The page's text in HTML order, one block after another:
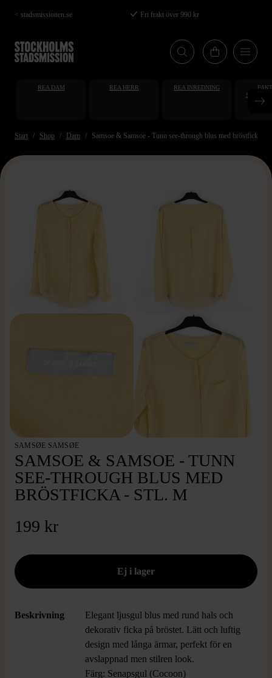
Hoppa
till
huvudinnehåll
< stadsmissionen.se Fri frakt över 990 kr
REA DAM REA HERR REA INREDNING
Start Shop Dam Samsoe & Samsoe - Tunn see-through blus med bröstficka -
SAMSØE SAMSØE
SAMSOE & SAMSOE - TUNN
SEE-THROUGH BLUS MED
BRÖSTFICKA - STL. M
199 kr
Beskrivning
Elegant ljusgul blus med rund hals och
dekorativ ficka på bröstet. Lätt och luftig
design med långa ärmar, perfekt för en
avslappnad men stilren look.
Färg: Senapsgul (Cocoon)